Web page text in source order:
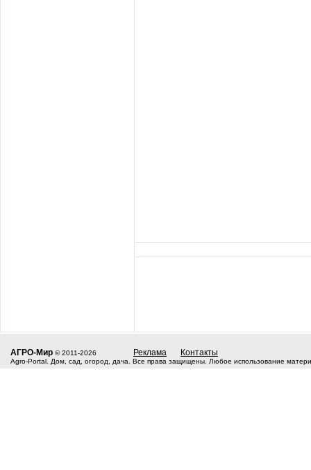
АГРО-Мир © 2011-2026 Реклама Контакты
Agro-Portal. Дом, сад, огород, дача. Все права защищены. Любое использование